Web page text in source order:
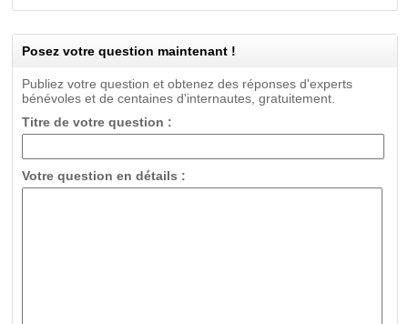
Posez votre question maintenant !
Publiez votre question et obtenez des réponses d'experts
bénévoles et de centaines d'internautes, gratuitement.
Titre de votre question :
Votre question en détails :